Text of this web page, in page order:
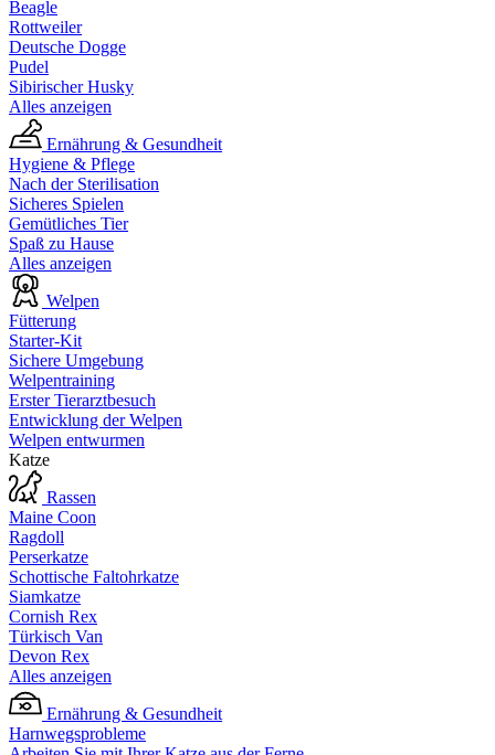
Beagle
Rottweiler
Deutsche Dogge
Pudel
Sibirischer Husky
Alles anzeigen
Ernährung & Gesundheit
Hygiene & Pflege
Nach der Sterilisation
Sicheres Spielen
Gemütliches Tier
Spaß zu Hause
Alles anzeigen
Welpen
Fütterung
Starter-Kit
Sichere Umgebung
Welpentraining
Erster Tierarztbesuch
Entwicklung der Welpen
Welpen entwurmen
Katze
Rassen
Maine Coon
Ragdoll
Perserkatze
Schottische Faltohrkatze
Siamkatze
Cornish Rex
Türkisch Van
Devon Rex
Alles anzeigen
Ernährung & Gesundheit
Harnwegsprobleme